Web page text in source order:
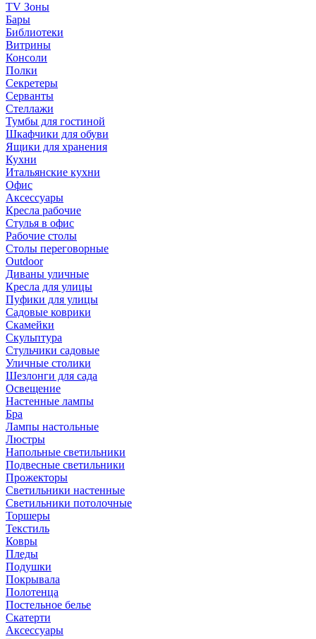
TV Зоны
Бары
Библиотеки
Витрины
Консоли
Полки
Секретеры
Серванты
Стеллажи
Тумбы для гостиной
Шкафчики для обуви
Ящики для хранения
Кухни
Итальянские кухни
Офис
Аксессуары
Кресла рабочие
Стулья в офис
Рабочие столы
Столы переговорные
Outdoor
Диваны уличные
Кресла для улицы
Пуфики для улицы
Садовые коврики
Скамейки
Скульптура
Стульчики садовые
Уличные столики
Шезлонги для сада
Освещение
Hастенные лампы
Бра
Лампы настольные
Люстры
Напольные светильники
Подвесные светильники
Прожекторы
Светильники настенные
Светильники потолочные
Торшеры
Текстиль
Ковры
Пледы
Подушки
Покрывала
Полотенца
Постельное белье
Скатерти
Аксессуары